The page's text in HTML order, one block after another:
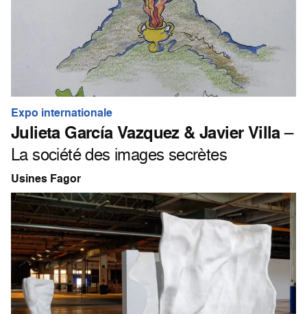
Expo internationale
Julieta García Vazquez & Javier Villa–
La société des images secrètes
Usines Fagor